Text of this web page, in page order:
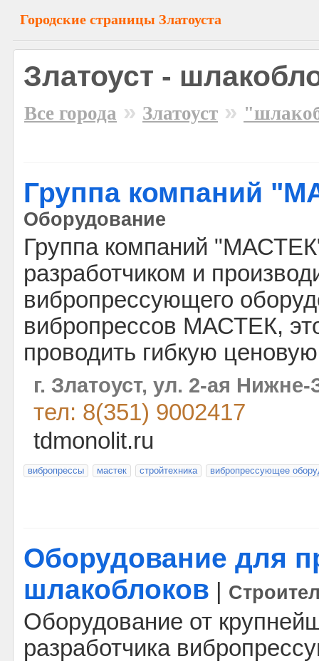
Городские страницы Златоуста
Златоуст -
Все города » Златоуст »
Группа компаний
Оборудование
Группа компаний
разработчиком и
вибропрессующего
вибропрессов МАСТЕК,
проводить гибкую
г. Златоуст, ул. 2-ая
тел: 8(351) 9002417
tdmonolit.ru
вибропрессы мастек стройтехника вибропрессующее
Оборудование для
шлакоблоков
Оборудование от
разработчика